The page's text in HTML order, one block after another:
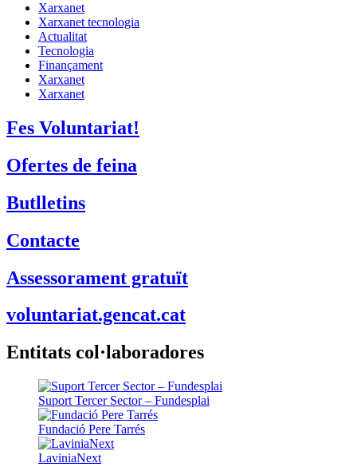
Xarxanet
Xarxanet tecnologia
Actualitat
Tecnologia
Finançament
Xarxanet
Xarxanet
Fes Voluntariat!
Ofertes de feina
Butlletins
Contacte
Assessorament gratuït
voluntariat.gencat.cat
Entitats col·laboradores
Suport Tercer Sector – Fundesplai
Fundació Pere Tarrés
LaviniaNext